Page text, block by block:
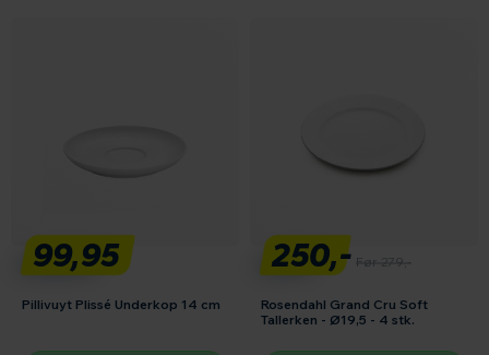
99,95
Pillivuyt Plissé Underkop 14 cm
250,- Før 279,-
Rosendahl Grand Cru Soft
Tallerken - Ø19,5 - 4 stk.